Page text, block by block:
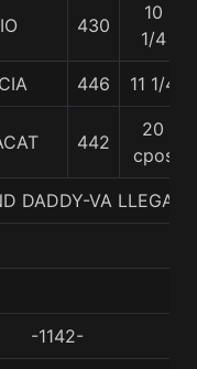
430
10
1/4
446 11 1/4
442
20
cpos
DADDY-VA
-1142-